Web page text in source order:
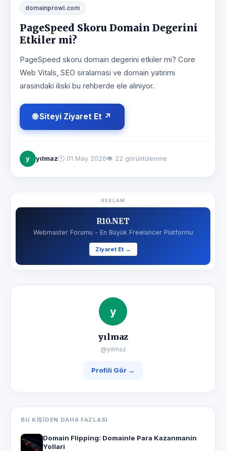
domainprowl.com
PageSpeed Skoru Domain Degerini
Etkiler mi?
PageSpeed skoru domain degerini etkiler mi? Core
Web Vitals, SEO siralamasi ve domain yatirimi
arasindaki iliski bu rehberde ele aliniyor.
🌐 Siteyi Ziyaret Et ↗
y yılmaz🕐 01 May 2026👁 22 görüntülenme
REKLAM
R10.NET
Webmaster Forumu - En Büyük Freelancer Platformu
Ziyaret Et →
y
yılmaz
@yilmaz
Profili Gör →
BU KIŞIDEN DAHA FAZLASI
Domain Flipping: Domainle Para Kazanmanin
Yollari